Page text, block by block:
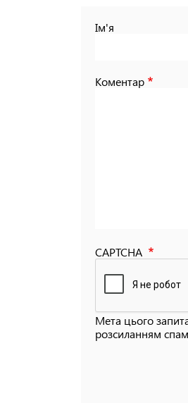
Ім'я
Коментар
CAPTCHA
Мета цього
розсиланням